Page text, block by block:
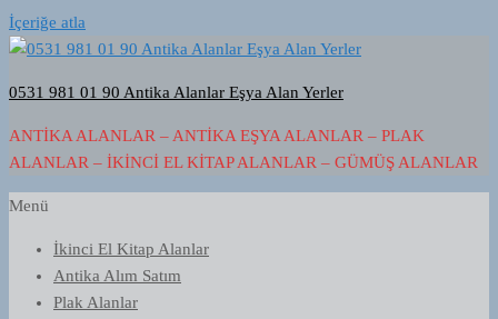
İçeriğe atla
0531 981 01 90 Antika Alanlar Eşya Alan Yerler
ANTIKA ALANLAR – ANTIKA EŞYA ALANLAR – PLAK
ALANLAR – İKINCI EL KITAP ALANLAR – GÜMÜŞ ALANLAR
Menü
İkinci El Kitap Alanlar
Antika Alım Satım
Plak Alanlar